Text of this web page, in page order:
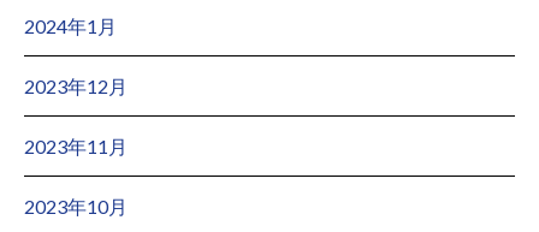
2024年1月
2023年12月
2023年11月
2023年10月